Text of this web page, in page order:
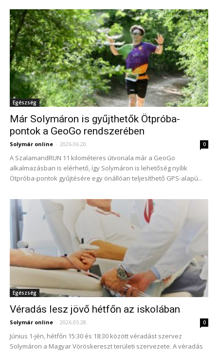
Egészség
Már Solymáron is gyűjthetők Ötpróba-
pontok a GeoGo rendszerében
Solymár online - 2026.06.20. 0
A SzalamandRUN 11 kilométeres útvonala már a GeoGo
alkalmazásban is elérhető, így Solymáron is lehetőség nyílik
Ötpróba-pontok gyűjtésére egy önállóan teljesíthető GPS-alapú...
Egészség
Véradás lesz jövő hétfőn az iskolában
Solymár online - 2026.05.28. 0
Június 1-jén, hétfőn 15:30 és 18:30 között véradást szervez
Solymáron a Magyar Vöröskereszt területi szervezete. A véradás